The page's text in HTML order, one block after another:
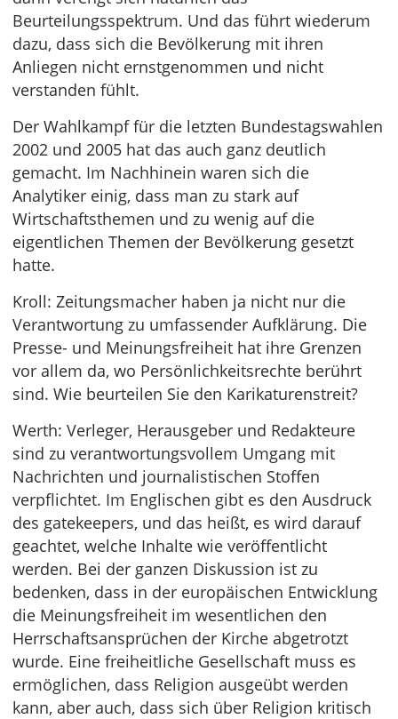
Beurteilungsspektrum. Und das führt wiederum
dazu, dass sich die Bevölkerung mit ihren
Anliegen nicht ernstgenommen und nicht
verstanden fühlt.
Der Wahlkampf für die letzten Bundestagswahlen
2002 und 2005 hat das auch ganz deutlich
gemacht. Im Nachhinein waren sich die
Analytiker einig, dass man zu stark auf
Wirtschaftsthemen und zu wenig auf die
eigentlichen Themen der Bevölkerung gesetzt
hatte.
Kroll: Zeitungsmacher haben ja nicht nur die
Verantwortung zu umfassender Aufklärung. Die
Presse- und Meinungsfreiheit hat ihre Grenzen
vor allem da, wo Persönlichkeitsrechte berührt
sind. Wie beurteilen Sie den Karikaturenstreit?
Werth: Verleger, Herausgeber und Redakteure
sind zu verantwortungsvollem Umgang mit
Nachrichten und journalistischen Stoffen
verpflichtet. Im Englischen gibt es den Ausdruck
des gatekeepers, und das heißt, es wird darauf
geachtet, welche Inhalte wie veröffentlicht
werden. Bei der ganzen Diskussion ist zu
bedenken, dass in der europäischen Entwicklung
die Meinungsfreiheit im wesentlichen den
Herrschaftsansprüchen der Kirche abgetrotzt
wurde. Eine freiheitliche Gesellschaft muss es
ermöglichen, dass Religion ausgeübt werden
kann, aber auch, dass sich über Religion kritisch